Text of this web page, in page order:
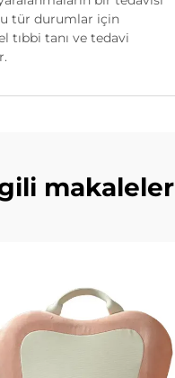
tür durumlar için
tıbbi tanı ve tedavi
makaleler